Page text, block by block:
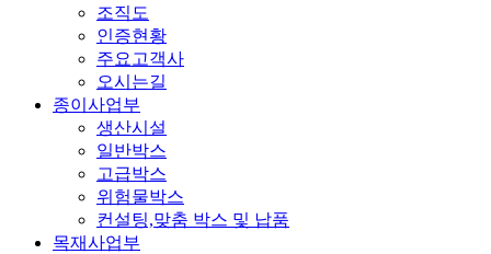
조직도
인증현황
주요고객사
오시는길
종이사업부
생산시설
일반박스
고급박스
위험물박스
컨설팅,맞춤 박스 및 납품
목재사업부